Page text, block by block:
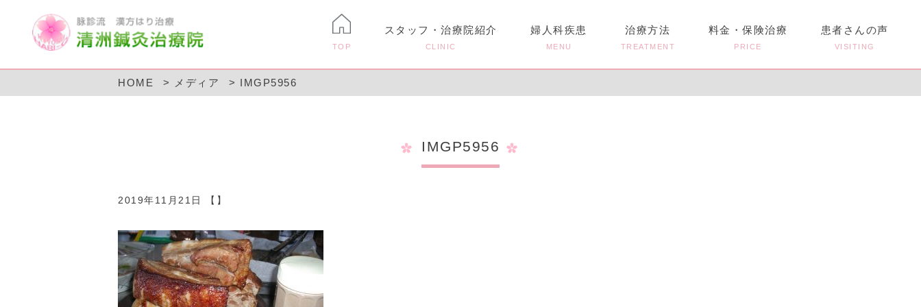
TOP
スタッフ・治療院紹介
CLINIC
婦人科疾患
MENU
治療方法
TREATMENT
料金・保険治療
PRICE
患者さんの声
VISITING
HOME メディア IMGP5956
IMGP5956
2019年11月21日 【】